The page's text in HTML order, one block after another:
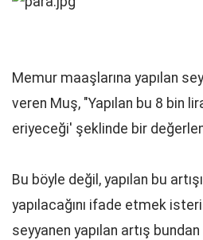
Memur maaşlarına yapılan
veren Muş, "Yapılan bu 8 bin
eriyeceği' şeklinde bir
Bu böyle değil, yapılan bu
yapılacağını ifade etmek
seyyanen yapılan artış